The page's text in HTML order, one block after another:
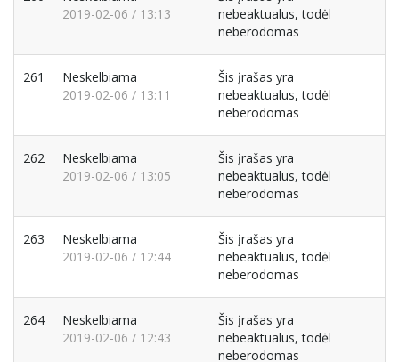
2019-02-06 / 13:13
nebeaktualus, todėl
neberodomas
261
Neskelbiama
2019-02-06 / 13:11
Šis įrašas yra
nebeaktualus, todėl
neberodomas
262
Neskelbiama
2019-02-06 / 13:05
Šis įrašas yra
nebeaktualus, todėl
neberodomas
263
Neskelbiama
2019-02-06 / 12:44
Šis įrašas yra
nebeaktualus, todėl
neberodomas
264
Neskelbiama
2019-02-06 / 12:43
Šis įrašas yra
nebeaktualus, todėl
neberodomas